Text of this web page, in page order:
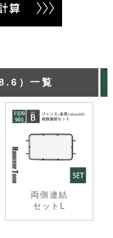
）一覧
両側連結
セットL